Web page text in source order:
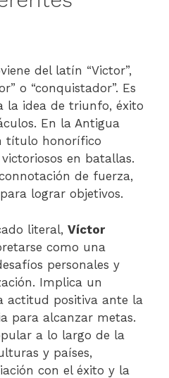
del latín “Victor”,
o “conquistador”. Es
la idea de triunfo, éxito
En la Antigua
título honorífico
en batallas.
de fuerza,
lograr objetivos.
literal, Víctor
como una
personales y
Implica un
actitud positiva ante la
para alcanzar metas.
a lo largo de la
y países,
con el éxito y la